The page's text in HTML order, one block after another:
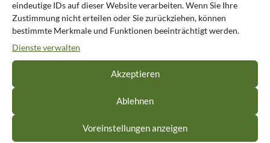
eindeutige IDs auf dieser Website verarbeiten. Wenn Sie Ihre
Zustimmung nicht erteilen oder Sie zurückziehen, können
bestimmte Merkmale und Funktionen beeinträchtigt werden.
Dienste verwalten
Akzeptieren
Ablehnen
Voreinstellungen anzeigen
interessieren